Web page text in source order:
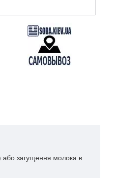
або загущення молока в